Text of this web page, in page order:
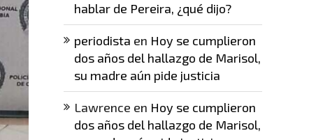
hablar de Pereira, ¿qué dijo?
periodista en Hoy se cumplieron
dos años del hallazgo de Marisol,
su madre aún pide justicia
Lawrence en Hoy se cumplieron
dos años del hallazgo de Marisol,